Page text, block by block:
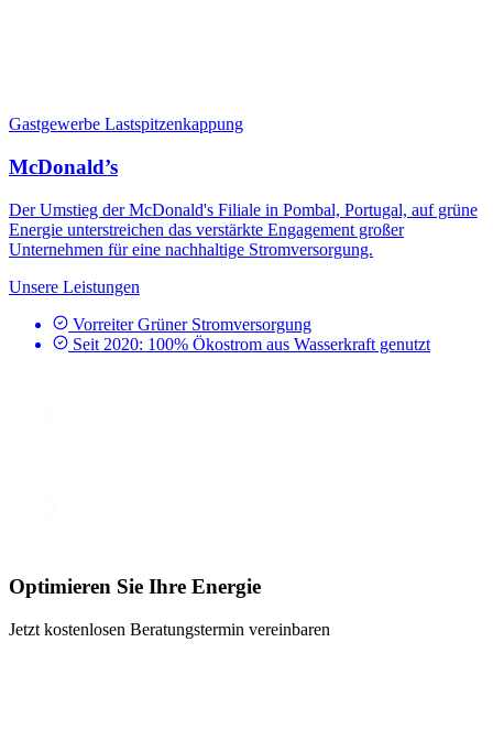
Gastgewerbe Lastspitzenkappung
McDonald’s
Der Umstieg der McDonald's Filiale in Pombal, Portugal, auf grüne
Energie unterstreichen das verstärkte Engagement großer
Unternehmen für eine nachhaltige Stromversorgung.
Unsere Leistungen
Vorreiter Grüner Stromversorgung
Seit 2020: 100% Ökostrom aus Wasserkraft genutzt
Optimieren Sie Ihre Energie
Jetzt kostenlosen Beratungstermin vereinbaren